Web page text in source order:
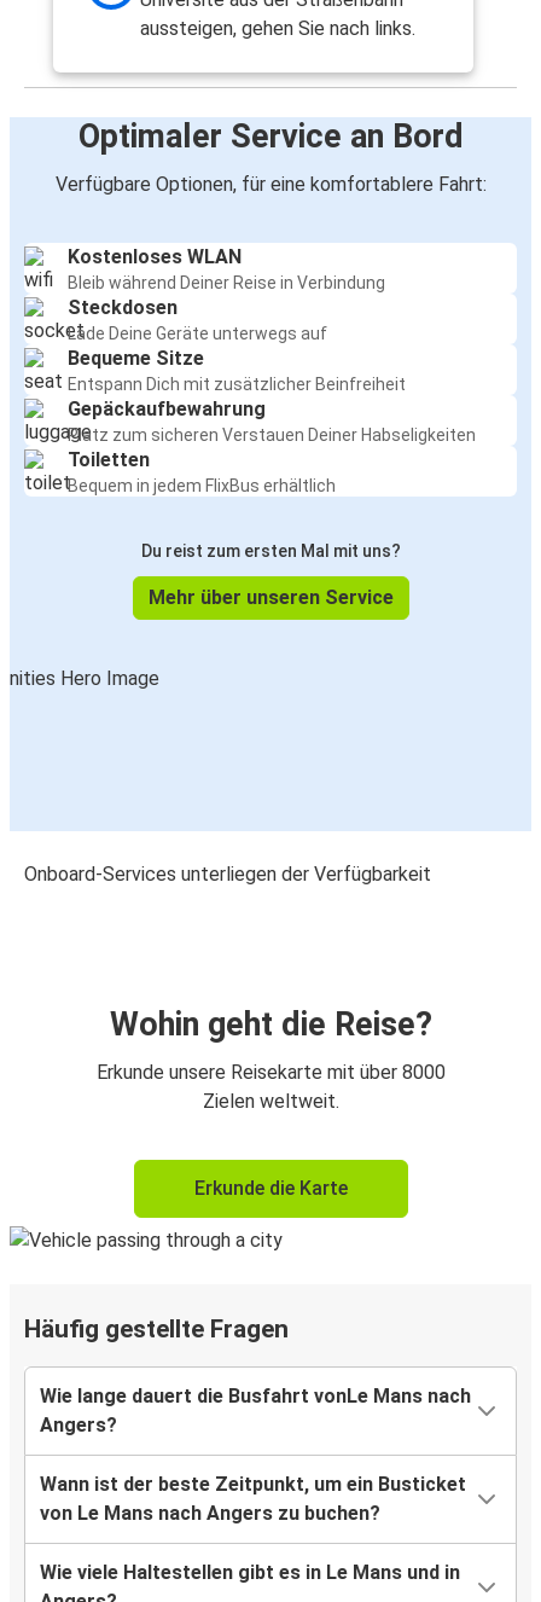
aussteigen, gehen Sie nach links.
Optimaler Service an Bord
Verfügbare Optionen, für eine komfortablere Fahrt:
Kostenloses WLAN
Bleib während Deiner Reise in Verbindung
Steckdosen
Lade Deine Geräte unterwegs auf
Bequeme Sitze
Entspann Dich mit zusätzlicher Beinfreiheit
Gepäckaufbewahrung
Platz zum sicheren Verstauen Deiner Habseligkeiten
Toiletten
Bequem in jedem FlixBus erhältlich
Du reist zum ersten Mal mit uns?
Mehr über unseren Service
Onboard-Services unterliegen der Verfügbarkeit
Wohin geht die Reise?
Erkunde unsere Reisekarte mit über 8000
Zielen weltweit.
Erkunde die Karte
Häufig gestellte Fragen
Wie lange dauert die Busfahrt vonLe Mans nach
Angers?
Wann ist der beste Zeitpunkt, um ein Busticket
von Le Mans nach Angers zu buchen?
Wie viele Haltestellen gibt es in Le Mans und in